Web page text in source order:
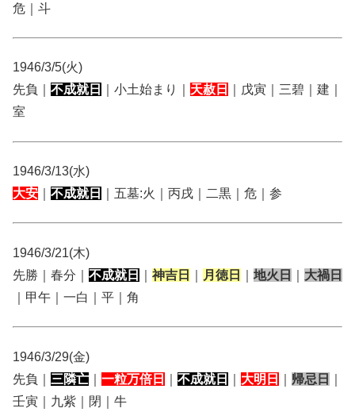
危｜斗
1946/3/5(火)
先負｜ 不成就日 ｜小土始まり｜ 天赦日
｜戊寅｜三碧｜建｜
室
1946/3/13(水)
大安
不成就日 ｜五墓:火｜丙戌｜二黒｜危｜参
1946/3/21(木)
先勝｜春分｜ 不成就日 神吉日 月徳日 地火日
大禍日
｜甲午｜一白｜平｜角
1946/3/29(金)
先負｜ 三隣亡 一粒万倍日 不成就日 大明日 帰忌日
壬寅｜九紫｜閉｜牛